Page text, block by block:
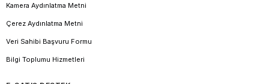
Kamera Aydınlatma Metni
Çerez Aydınlatma Metni
Veri Sahibi Başvuru Formu
Bilgi Toplumu Hizmetleri